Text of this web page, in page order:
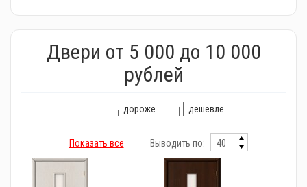
Двери от 5 000 до 10 000
рублей
дороже дешевле
Показать все Выводить по: